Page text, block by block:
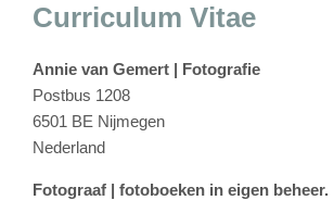
Curriculum Vitae
Annie van Gemert | Fotografie
Postbus 1208
6501 BE Nijmegen
Nederland
Fotograaf | fotoboeken in eigen beheer.